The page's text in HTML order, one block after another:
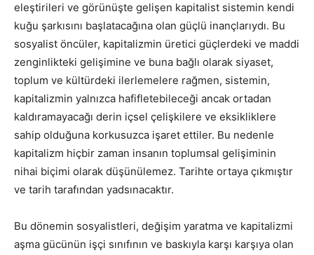
eleştirileri ve görünüşte gelişen kapitalist sistemin kendi
kuğu şarkısını başlatacağına olan güçlü inançlarıydı. Bu
sosyalist öncüler, kapitalizmin üretici güçlerdeki ve maddi
zenginlikteki gelişimine ve buna bağlı olarak siyaset,
toplum ve kültürdeki ilerlemelere rağmen, sistemin,
kapitalizmin yalnızca hafifletebileceği ancak ortadan
kaldıramayacağı derin içsel çelişkilere ve eksikliklere
sahip olduğuna korkusuzca işaret ettiler. Bu nedenle
kapitalizm hiçbir zaman insanın toplumsal gelişiminin
nihai biçimi olarak düşünülemez. Tarihte ortaya çıkmıştır
ve tarih tarafından yadsınacaktır.
Bu dönemin sosyalistleri, değişim yaratma ve kapitalizmi
aşma gücünün işçi sınıfının ve baskıyla karşı karşıya olan